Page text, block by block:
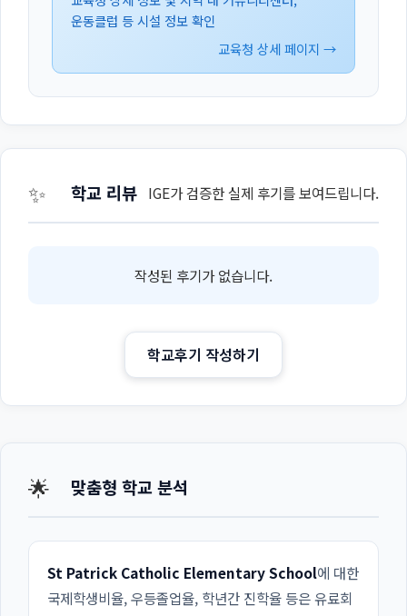
운동클럽 등 시설 정보 확인
교육청 상세 페이지 →
✨ 학교 리뷰 IGE가 검증한 실제 후기를 보여드립니다.
작성된 후기가 없습니다.
학교후기 작성하기
🌟 맞춤형 학교 분석
St Patrick Catholic Elementary School에 대한
국제학생비율, 우등졸업율, 학년간 진학율 등은 유료회